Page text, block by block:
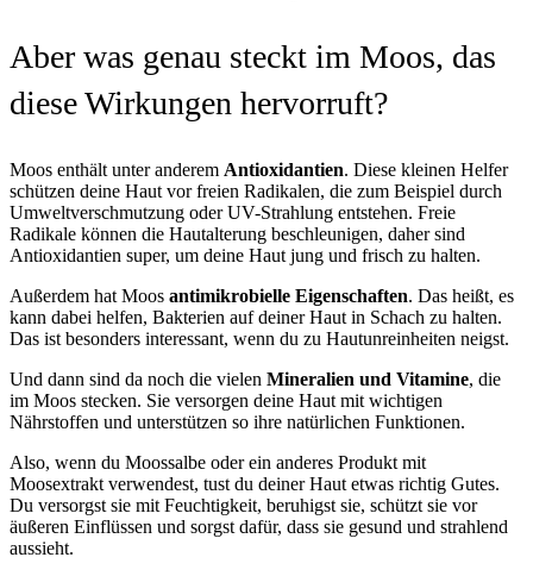
Aber was genau steckt im Moos, das
diese Wirkungen hervorruft?
Moos enthält unter anderem Antioxidantien. Diese kleinen Helfer
schützen deine Haut vor freien Radikalen, die zum Beispiel durch
Umweltverschmutzung oder UV-Strahlung entstehen. Freie
Radikale können die Hautalterung beschleunigen, daher sind
Antioxidantien super, um deine Haut jung und frisch zu halten.
Außerdem hat Moos antimikrobielle Eigenschaften. Das heißt, es
kann dabei helfen, Bakterien auf deiner Haut in Schach zu halten.
Das ist besonders interessant, wenn du zu Hautunreinheiten neigst.
Und dann sind da noch die vielen Mineralien und Vitamine, die
im Moos stecken. Sie versorgen deine Haut mit wichtigen
Nährstoffen und unterstützen so ihre natürlichen Funktionen.
Also, wenn du Moossalbe oder ein anderes Produkt mit
Moosextrakt verwendest, tust du deiner Haut etwas richtig Gutes.
Du versorgst sie mit Feuchtigkeit, beruhigst sie, schützt sie vor
äußeren Einflüssen und sorgst dafür, dass sie gesund und strahlend
aussieht.